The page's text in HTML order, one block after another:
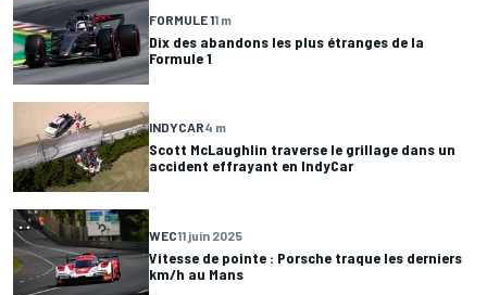
FORMULE 11 m
Dix des abandons les plus étranges de la
Formule 1
INDYCAR4 m
Scott McLaughlin traverse le grillage dans un
accident effrayant en IndyCar
WEC11 juin 2025
Vitesse de pointe : Porsche traque les derniers
km/h au Mans